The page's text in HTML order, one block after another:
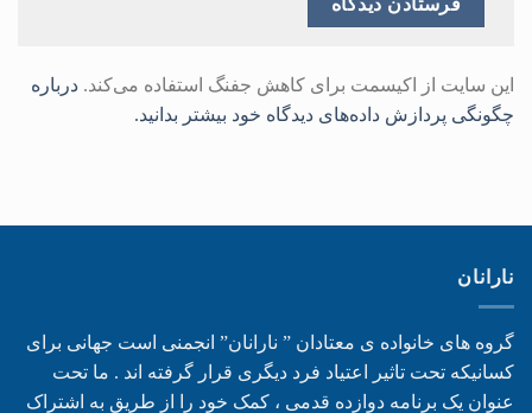
این سایت از اکیسمت برای کاهش جفنگ استفاده می‌کند. درباره
چگونگی پردازش داده‌های دیدگاه خود بیشتر بدانید.
نارانان
گروه های خانواده ی معتادان ” نارانان” انجمنی است جهانی برای
کسانیکه تحت تاثیر اعتیاد فرد دیگری قرار گرفته اند . ما تحت
عنوان یک برنامه دوازده قدمی ، کمک خود را از طریق به اشتراک